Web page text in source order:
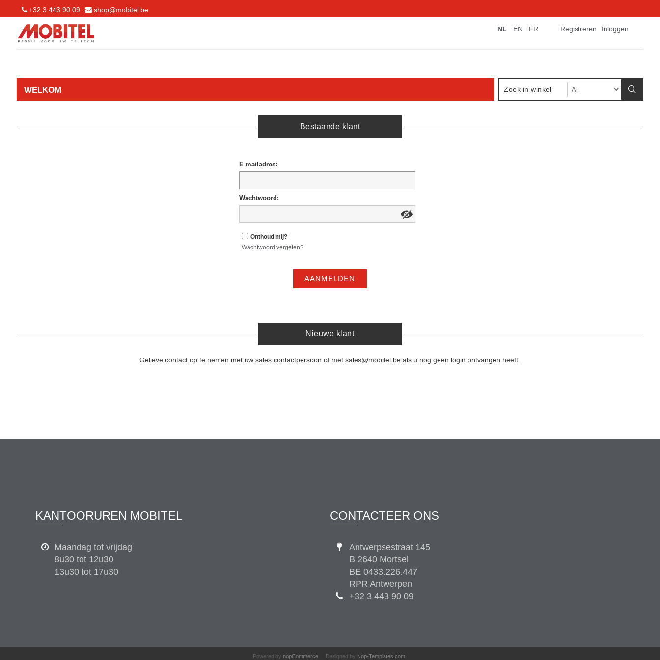
+32 3 443 90 09 shop@mobitel.be
Registreren Inloggen
NL EN FR
WELKOM
Bestaande klant
E-mailadres:
Wachtwoord:
Onthoud mij?
Wachtwoord vergeten?
AANMELDEN
Nieuwe klant
Gelieve contact op te nemen met uw sales contactpersoon of met sales@mobitel.be als u nog geen login ontvangen heeft.
KANTOORUREN MOBITEL
Maandag tot vrijdag
8u30 tot 12u30
13u30 tot 17u30
CONTACTEER ONS
Antwerpsestraat 145
B 2640 Mortsel
BE 0433.226.447
RPR Antwerpen
+32 3 443 90 09
Powered by nopCommerce Designed by Nop-Templates.com